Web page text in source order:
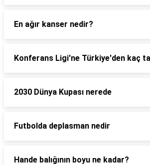
En ağır kanser nedir?
Konferans Ligi'ne Türkiye'den kaç
2030 Dünya Kupası nerede
Futbolda deplasman nedir
Hande balığının boyu ne kadar?